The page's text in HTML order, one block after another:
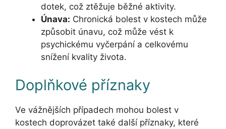
dotek, což ztěžuje běžné aktivity.
Únava: Chronická bolest v kostech může
způsobit únavu, což může vést k
psychickému vyčerpání a celkovému
snížení kvality života.
Doplňkové příznaky
Ve vážnějších případech mohou bolest v
kostech doprovázet také další příznaky, které